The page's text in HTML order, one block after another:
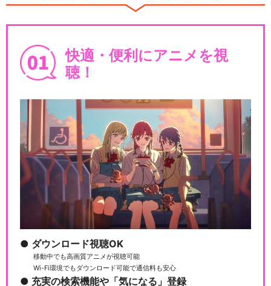
快適・便利にアニメを視
聴！
ダウンロード視聴OK
移動中でも高画質アニメが視聴可能
Wi-Fi環境でもダウンロード可能で通信料も安心
充実の検索機能や「気になる」登録